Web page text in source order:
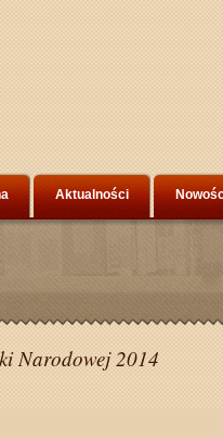
Aktualności
Narodowej 2014